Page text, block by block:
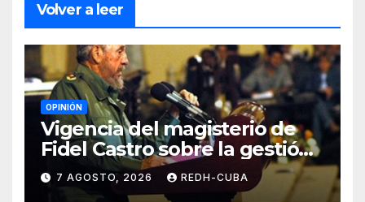
Volver a leer
OPINIÓN
Vigencia del magisterio de
Fidel Castro sobre la gestión
del liderazgo revolucionario.
Por Jorge Luís Guach Estévez
7 AGOSTO, 2026 REDH-CUBA